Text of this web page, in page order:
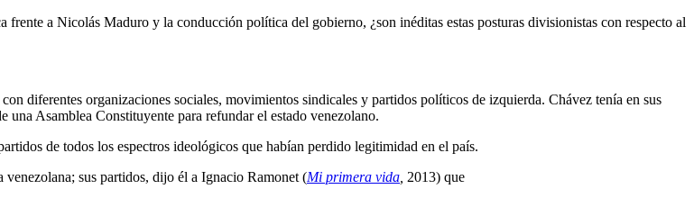
a Nicolás Maduro y la conducción política del gobierno, ¿son inéditas estas posturas divisionistas con respecto al
diferentes organizaciones sociales, movimientos sindicales y partidos políticos de izquierda. Chávez tenía en sus
Asamblea Constituyente para refundar el estado venezolano.
de todos los espectros ideológicos que habían perdido legitimidad en el país.
sus partidos, dijo él a Ignacio Ramonet (Mi primera vida 2013) que